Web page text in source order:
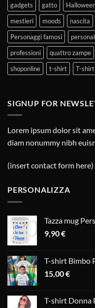
gadgets
gatto
mestieri
moods nascita
Personaggi famosi
professioni
quattro zampe
shoponline
t-shirt T-
SIGNUP FOR
Lorem ipsum dolor sit
diam nonummy nibh
(insert contact form here)
PERSONALIZZA
Tazza mug
9,90€
T-shirt Bimbo
15,00€
T-shirt Donna